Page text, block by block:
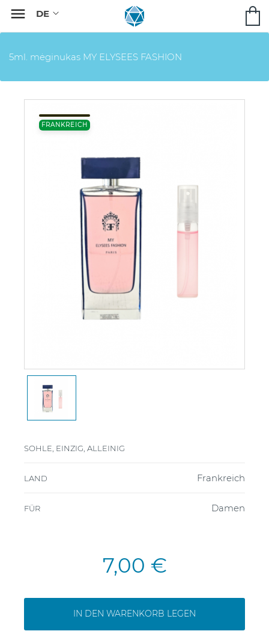

5ml. mėginukas MY ELYSEES FASHION
FRANKREICH
SOHLE, EINZIG, ALLEINIG
LAND Frankreich
FÜR Damen
7,00 €
IN DEN WARENKORB LEGEN